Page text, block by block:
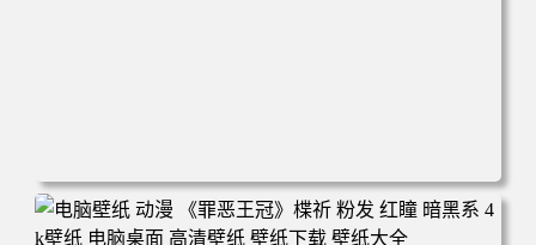
电脑壁纸 动漫 小白 日落 木栈道 田野 蜡笔小新 遛小白 麦田
电脑桌面 高清壁纸 壁纸下载 壁纸大全